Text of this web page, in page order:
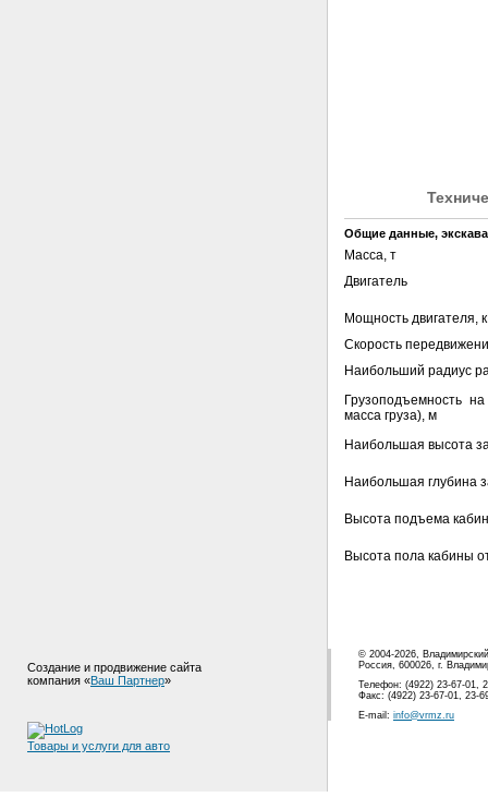
Общие данные,
Масса, т
Двигатель
Мощность двигателя,
Скорость
Наибольший радиус
Грузоподъемность
масса груза), м
Наибольшая высота
Наибольшая глубина
Высота подъема
Высота пола кабины
Создание и продвижение сайта
компания «Ваш Партнер»
Товары и услуги для авто
© 2004-2026,
Россия, 600026, г.
Телефон: (4922) 23-67-01,
Факс: (4922) 23-67-01, 23-
E-mail: info@vrmz.ru